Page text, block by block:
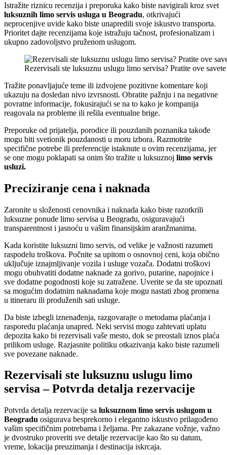
Istražite riznicu recenzija i preporuka kako biste navigirali kroz svet
luksuznih limo servis usluga u Beogradu, otkrivajući
neprocenjive uvide kako biste unapredili svoje iskustvo transporta.
Prioritet dajte recenzijama koje istražuju tačnost, profesionalizam i
ukupno zadovoljstvo pruženom uslugom.
Rezervisali ste luksuznu uslugu limo servisa? Pratite ove
Tražite ponavljajuće teme ili izdvojene pozitivne komentare koji
ukazuju na dosledan nivo izvrsnosti. Obratite pažnju i na negativne
povratne informacije, fokusirajući se na to kako je kompanija
reagovala na probleme ili rešila eventualne brige.
Preporuke od prijatelja, porodice ili pouzdanih poznanika takođe
mogu biti svetionik pouzdanosti u moru izbora. Razmotrite
specifične potrebe ili preferencije istaknute u ovim recenzijama, jer
se one mogu poklapati sa onim što tražite u luksuznoj limo servis
usluzi.
Preciziranje cena i naknada
Zaronite u složenosti cenovnika i naknada kako biste razotkrili
luksuzne ponude limo servisa u Beogradu, osiguravajući
transparentnost i jasnoću u vašim finansijskim aranžmanima.
Kada koristite luksuzni limo servis, od velike je važnosti razumeti
raspodelu troškova. Počnite sa upitom o osnovnoj ceni, koja obično
uključuje iznajmljivanje vozila i usluge vozača. Dodatni troškovi
mogu obuhvatiti dodatne naknade za gorivo, putarine, napojnice i
sve dodatne pogodnosti koje su zatražene. Uverite se da ste upoznati
sa mogućim dodatnim naknadama koje mogu nastati zbog promena
u itineraru ili produženih sati usluge.
Da biste izbegli iznenađenja, razgovarajte o metodama plaćanja i
rasporedu plaćanja unapred. Neki servisi mogu zahtevati uplatu
depozita kako bi rezervisali vaše mesto, dok se preostali iznos plaća
prilikom usluge. Razjasnite politiku otkazivanja kako biste razumeli
sve povezane naknade.
Rezervisali ste luksuznu uslugu limo
servisa – Potvrda detalja rezervacije
Potvrda detalja rezervacije sa luksuznom limo servis uslugom u
Beogradu osigurava besprekorno i elegantno iskustvo prilagođeno
vašim specifičnim potrebama i željama. Pre zakazane vožnje, važno
je dvostruko proveriti sve detalje rezervacije kao što su datum,
vreme, lokacija preuzimanja i destinacija iskrcaja.